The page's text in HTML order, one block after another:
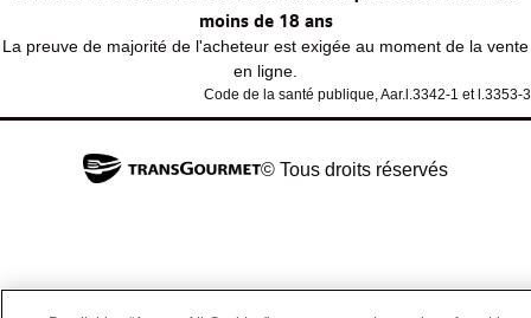
moins de 18 ans
La preuve de majorité de l'acheteur est exigée au moment de la vente
en ligne.
Code de la santé publique, Aar.l.3342-1 et l.3353-3
© Tous droits réservés